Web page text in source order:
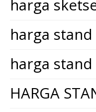
harga
harga stand
harga
HARGA